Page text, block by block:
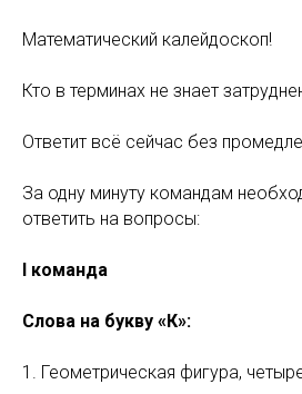
Математический калейдоскоп!
Кто в терминах не знает
Ответит всё сейчас без
За одну минуту командам
ответить на вопросы:
I команда
Слова на букву «К»:
1. Геометрическая фигура,